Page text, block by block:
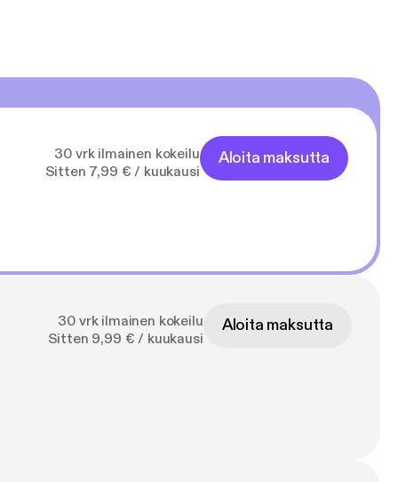
30 vrk ilmainen kokeilu
Sitten 7,99 € / kuukausi
Aloita maksutta
30 vrk ilmainen kokeilu
Sitten 9,99 € / kuukausi
Aloita maksutta